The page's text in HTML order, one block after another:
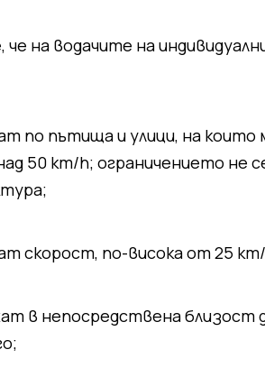
на водачите на
по пътища и улици, на
50 km/h; ограничението не
скорост, по-висока от 25
в непосредствена близост